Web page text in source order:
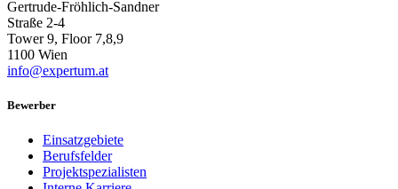
Gertrude-Fröhlich-Sandner
Straße 2-4
Tower 9, Floor 7,8,9
1100 Wien
info@expertum.at
Bewerber
Einsatzgebiete
Berufsfelder
Projektspezialisten